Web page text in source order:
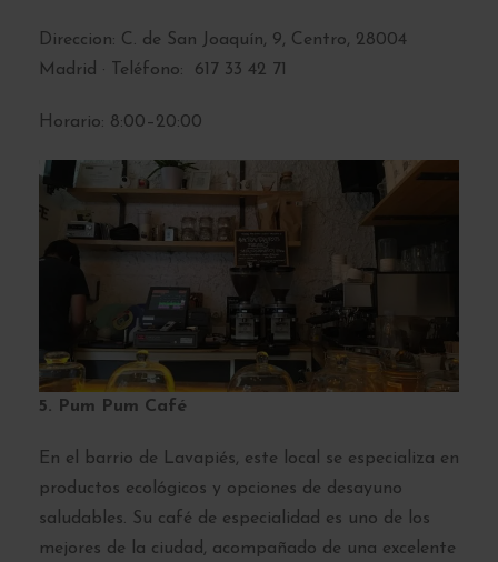
Direccion: C. de San Joaquín, 9, Centro, 28004
Madrid · Teléfono:
617 33 42 71
Horario: 8:00–20:00
5. Pum Pum Café
En el barrio de Lavapiés, este local se especializa en
productos ecológicos y opciones de desayuno
saludables. Su café de especialidad es uno de los
mejores de la ciudad, acompañado de una excelente